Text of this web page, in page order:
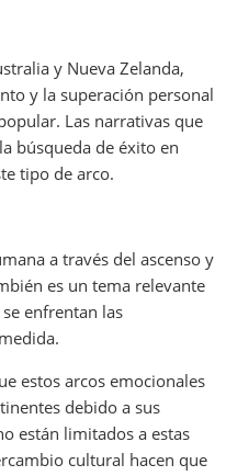
y Nueva Zelanda,
y la superación personal
Las narrativas que
búsqueda de éxito en
tipo de arco.
a través del ascenso y
es un tema relevante
enfrentan las
estos arcos emocionales
debido a sus
están limitados a estas
cultural hacen que